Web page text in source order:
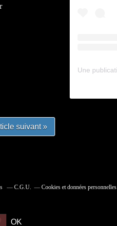
suivant »
C.G.U. Cookies et données personnelles